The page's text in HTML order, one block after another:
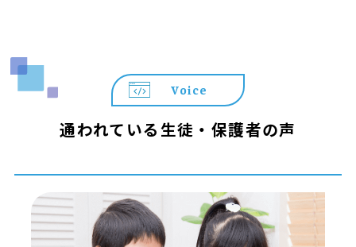
Voice
通われている生徒・保護者の声